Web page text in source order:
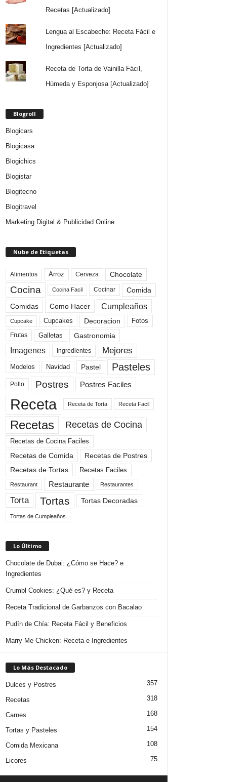
Recetas [Actualizado]
Lengua al Escabeche: Receta Fácil e
Ingredientes [Actualizado]
Receta de Torta de Vainilla Fácil,
Húmeda y Esponjosa [Actualizado]
Blogroll
Blogicars
Blogicasa
Blogichics
Blogistar
Blogitecno
Blogitravel
Marketing Digital & Publicidad Online
Nube de Etiquetas
Alimentos Arroz Cerveza Chocolate
Cocina Cocina Facil Cocinar
Comida
Comidas
Como Hacer Cumpleaños
Cupcake Cupcakes Decoracion Fotos
Frutas Galletas Gastronomia
Imagenes Ingredientes Mejores
Modelos Navidad Pastel Pasteles
Pollo Postres Postres Faciles
Receta Receta de Torta Receta Facil
Recetas Recetas de Cocina
Recetas de Cocina Faciles
Recetas de Comida
Recetas de Postres
Recetas de Tortas
Recetas Faciles
Restaurant Restaurante Restaurantes
Torta Tortas Tortas Decoradas
Tortas de Cumpleaños
Lo Último
Chocolate de Dubai: ¿Cómo se Hace? e
Ingredientes
Crumbl Cookies: ¿Qué es? y Receta
Receta Tradicional de Garbanzos con Bacalao
Pudín de Chía: Receta Fácil y Beneficios
Marry Me Chicken: Receta e Ingredientes
Lo Más Destacado
Dulces y Postres 357
Recetas 318
Carnes 168
Tortas y Pasteles 154
Comida Mexicana 108
Licores 75